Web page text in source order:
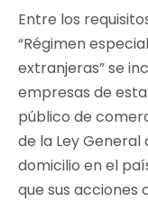
Entre los
“Régimen
extranjeras”se
empresas de
público de
de la Ley General
domicilio en el
que sus acciones